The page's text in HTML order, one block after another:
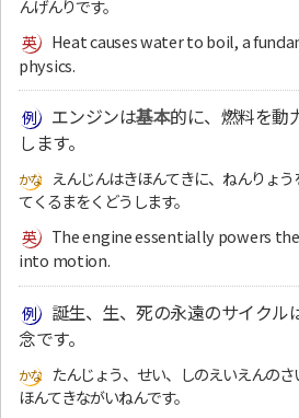
んげんりです。
Heat causes water to boil, a
physics.
エンジンは基本的に、燃料を動
します。
えんじんはきほんてきに、ねんりょ
てくるまをくどうします。
The engine essentially powers
into motion.
誕生、生、死の永遠のサイクル
念です。
たんじょう、せい、しのえいえんの
ほんてきながいねんです。